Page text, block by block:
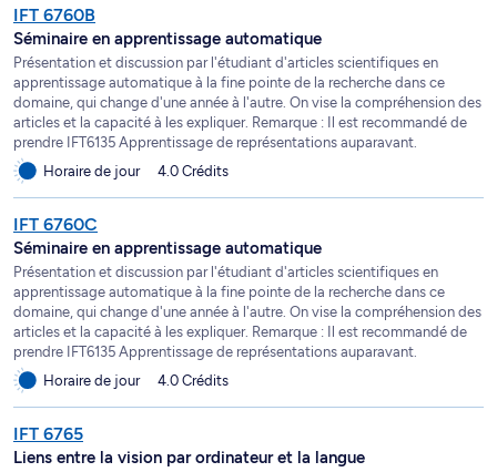
IFT 6760B
Séminaire en apprentissage automatique
Présentation et discussion par l'étudiant d'articles scientifiques en
apprentissage automatique à la fine pointe de la recherche dans ce
domaine, qui change d'une année à l'autre. On vise la compréhension des
articles et la capacité à les expliquer. Remarque : Il est recommandé de
prendre IFT6135 Apprentissage de représentations auparavant.
Horaire de jour
4.0 Crédits
IFT 6760C
Séminaire en apprentissage automatique
Présentation et discussion par l'étudiant d'articles scientifiques en
apprentissage automatique à la fine pointe de la recherche dans ce
domaine, qui change d'une année à l'autre. On vise la compréhension des
articles et la capacité à les expliquer. Remarque : Il est recommandé de
prendre IFT6135 Apprentissage de représentations auparavant.
Horaire de jour
4.0 Crédits
IFT 6765
Liens entre la vision par ordinateur et la langue